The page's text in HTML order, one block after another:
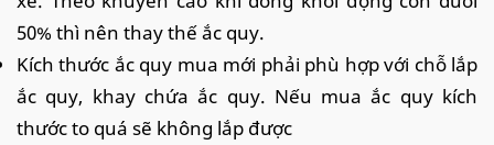
50% thì nên thay thế ắc quy.
Kích thước ắc quy mua mới phải phù hợp với chỗ lắp
ắc quy, khay chứa ắc quy. Nếu mua ắc quy kích
thước to quá sẽ không lắp được